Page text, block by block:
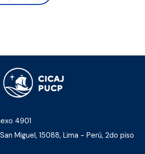
4901
Miguel, 15088, Lima - Perú, 2do piso